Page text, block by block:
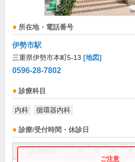
所在地・電話番号
伊勢市駅
三重県伊勢市本町5-13 [地図]
0596-28-7802
診療科目
内科 循環器内科
診療/受付時間・休診日